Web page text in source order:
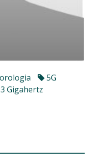
5G
Gigahertz